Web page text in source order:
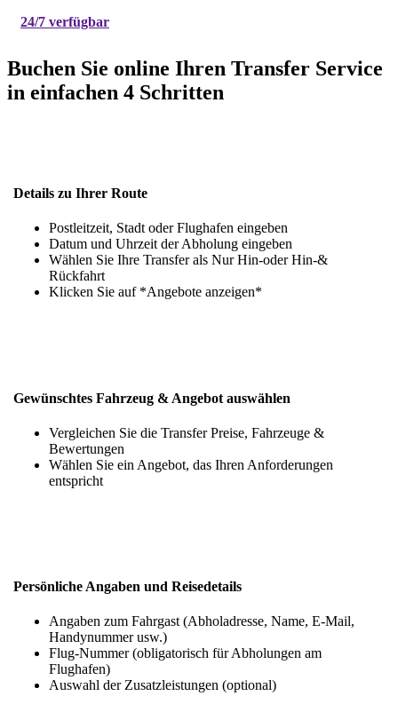
24/7 verfügbar
Buchen Sie online Ihren Transfer Service
in einfachen 4 Schritten
Details zu Ihrer Route
Postleitzeit, Stadt oder Flughafen eingeben
Datum und Uhrzeit der Abholung eingeben
Wählen Sie Ihre Transfer als Nur Hin-oder Hin-&
Rückfahrt
Klicken Sie auf *Angebote anzeigen*
Gewünschtes Fahrzeug & Angebot auswählen
Vergleichen Sie die Transfer Preise, Fahrzeuge &
Bewertungen
Wählen Sie ein Angebot, das Ihren Anforderungen
entspricht
Persönliche Angaben und Reisedetails
Angaben zum Fahrgast (Abholadresse, Name, E-Mail,
Handynummer usw.)
Flug-Nummer (obligatorisch für Abholungen am
Flughafen)
Auswahl der Zusatzleistungen (optional)